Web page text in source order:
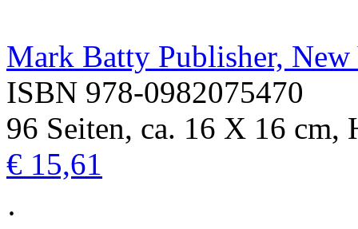
Mark Batty Publisher,
ISBN 978-0982075470
96 Seiten, ca. 16 X 16 cm,
€ 15,61
·